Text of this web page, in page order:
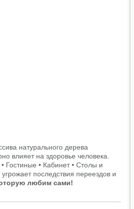
натурального дерева
влияет на здоровье человека.
Гостиные • Кабинет • Столы и
последствия переездов и
любим сами!